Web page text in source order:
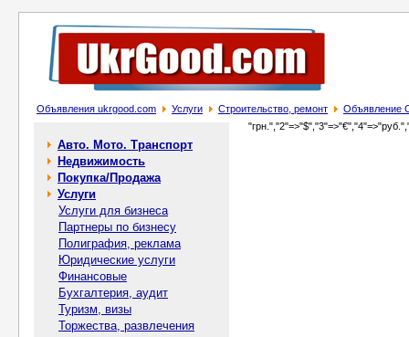
Объявления ukrgood.com Услуги Строительство, ремонт Объявление
Авто. Мото. Транспорт
Недвижимость
Покупка/Продажа
Услуги
Услуги для бизнеса
Партнеры по бизнесу
Полиграфия, реклама
Юридические услуги
Финансовые
Бухгалтерия, аудит
Туризм, визы
Торжества, развлечения